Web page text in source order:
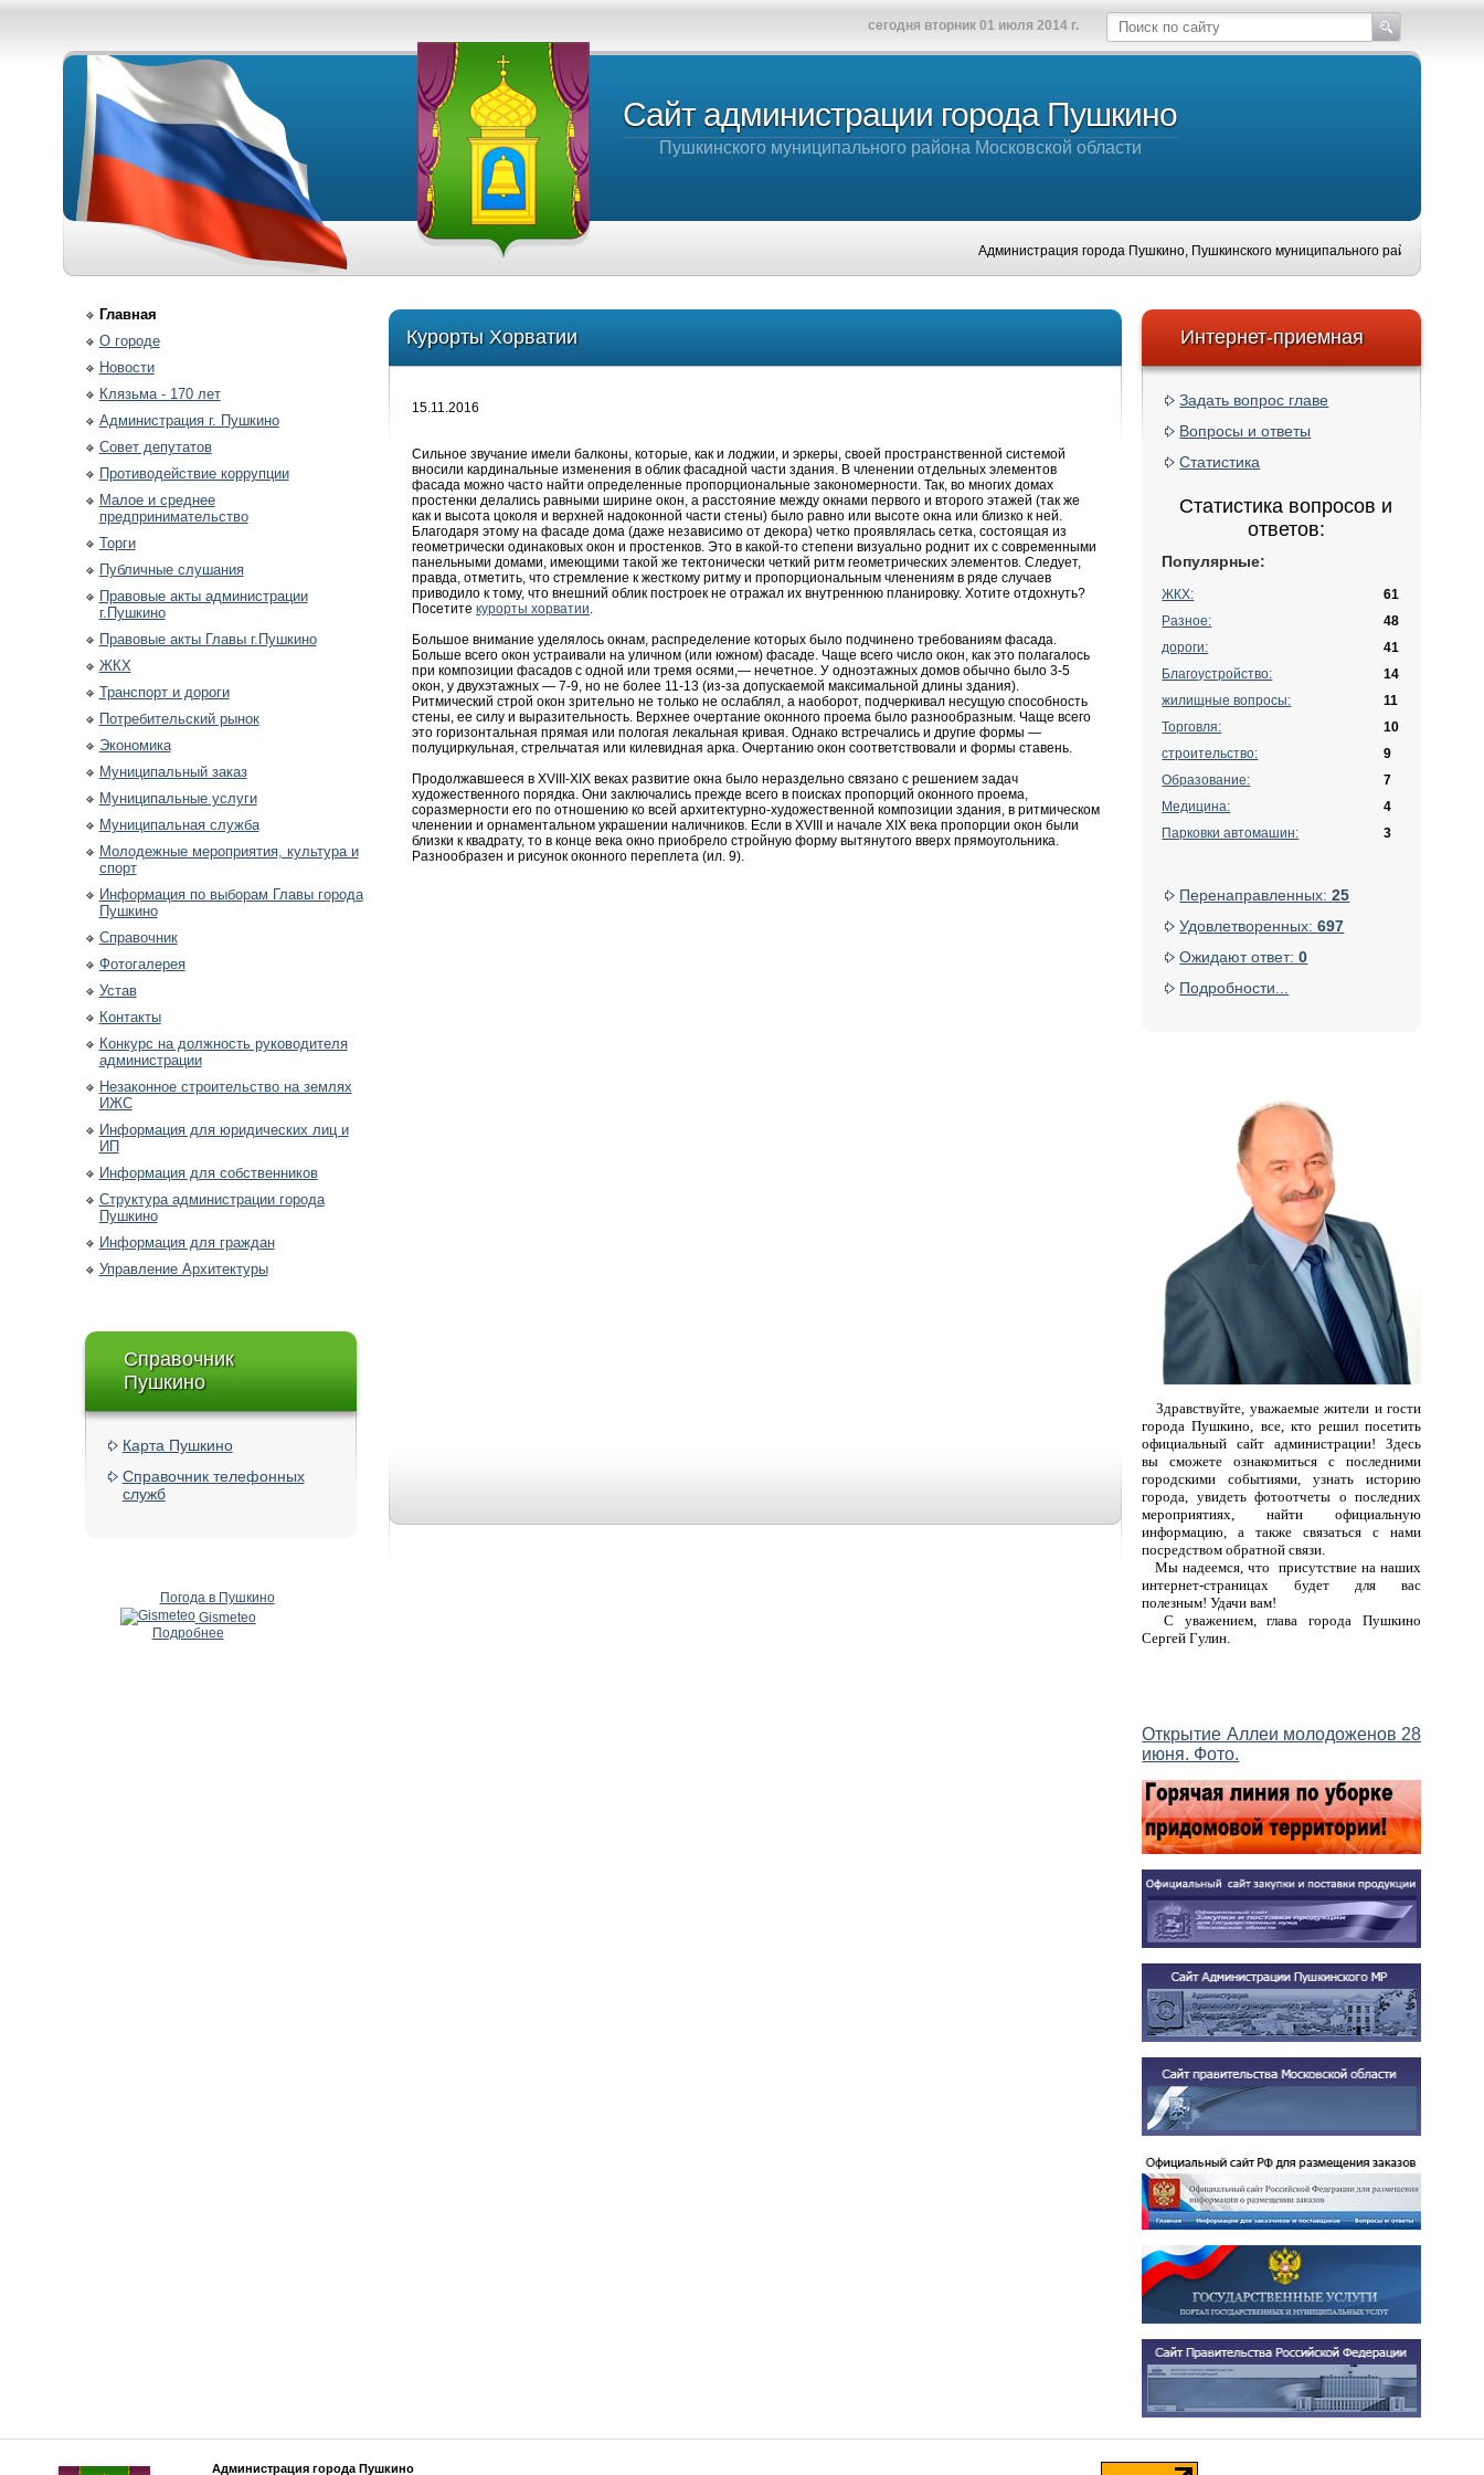
сегодня вторник 01 июля 2014 г.
Сайт администрации города Пушкино
Пушкинского муниципального района Московской области
Администрация города Пушкино, Пушкинского муниципального района,
Главная
О городе
Новости
Клязьма - 170 лет
Администрация г. Пушкино
Совет депутатов
Противодействие коррупции
Малое и среднее
предпринимательство
Торги
Публичные слушания
Правовые акты администрации
г.Пушкино
Правовые акты Главы г.Пушкино
ЖКХ
Транспорт и дороги
Потребительский рынок
Экономика
Муниципальный заказ
Муниципальные услуги
Муниципальная служба
Молодежные мероприятия, культура и
спорт
Информация по выборам Главы города
Пушкино
Справочник
Фотогалерея
Устав
Контакты
Конкурс на должность руководителя
администрации
Незаконное строительство на землях
ИЖС
Информация для юридических лиц и
ИП
Информация для собственников
Структура администрации города
Пушкино
Информация для граждан
Управление Архитектуры
Справочник
Пушкино
Карта Пушкино
Справочник телефонных
служб
Погода в Пушкино
Gismeteo
Подробнее
Курорты Хорватии
15.11.2016
Сильное звучание имели балконы, которые, как и лоджии, и эркеры, своей пространственной системой
вносили кардинальные изменения в облик фасадной части здания. В членении отдельных элементов
фасада можно часто найти определенные пропорциональные закономерности. Так, во многих домах
простенки делались равными ширине окон, а расстояние между окнами первого и второго этажей (так же
как и высота цоколя и верхней надоконной части стены) было равно или высоте окна или близко к ней.
Благодаря этому на фасаде дома (даже независимо от декора) четко проявлялась сетка, состоящая из
геометрически одинаковых окон и простенков. Это в какой-то степени визуально роднит их с современными
панельными домами, имеющими такой же тектонически четкий ритм геометрических элементов. Следует,
правда, отметить, что стремление к жесткому ритму и пропорциональным членениям в ряде случаев
приводило к тому, что внешний облик построек не отражал их внутреннюю планировку. Хотите отдохнуть?
Посетитекурорты хорватии.
Большое внимание уделялось окнам, распределение которых было подчинено требованиям фасада.
Больше всего окон устраивали на уличном (или южном) фасаде. Чаще всего число окон, как это полагалось
при композиции фасадов с одной или тремя осями,— нечетное. У одноэтажных домов обычно было 3-5
окон, у двухэтажных — 7-9, но не более 11-13 (из-за допускаемой максимальной длины здания).
Ритмический строй окон зрительно не только не ослаблял, а наоборот, подчеркивал несущую способность
стены, ее силу и выразительность. Верхнее очертание оконного проема было разнообразным. Чаще всего
это горизонтальная прямая или пологая лекальная кривая. Однако встречались и другие формы —
полуциркульная, стрельчатая или килевидная арка. Очертанию окон соответствовали и формы ставень.
Продолжавшееся в XVIII-XIX веках развитие окна было нераздельно связано с решением задач
художественного порядка. Они заключались прежде всего в поисках пропорций оконного проема,
соразмерности его по отношению ко всей архитектурно-художественной композиции здания, в ритмическом
членении и орнаментальном украшении наличников. Если в XVIII и начале XIX века пропорции окон были
близки к квадрату, то в конце века окно приобрело стройную форму вытянутого вверх прямоугольника.
Разнообразен и рисунок оконного переплета (ил. 9).
Интернет-приемная
Задать вопрос главе
Вопросы и ответы
Статистика
Статистика вопросов и
ответов:
Популярные:
ЖКХ:
61
Разное:
48
дороги:
41
Благоустройство:
14
жилищные вопросы:
11
Торговля:
10
строительство:
9
Образование:
7
Медицина:
4
Парковки автомашин:
3
Перенаправленных:25
Удовлетворенных:697
Ожидают ответ:0
Подробности...
Здравствуйте, уважаемые жители и гости
города Пушкино, все, кто решил посетить
официальный сайт администрации! Здесь
вы сможете ознакомиться с последними
городскими событиями, узнать историю
города, увидеть фотоотчеты о последних
мероприятиях, найти официальную
информацию, а также связаться с нами
посредством обратной связи.
Мы надеемся, что присутствие на наших
интернет-страницах будет для вас
полезным! Удачи вам!
С уважением, глава города Пушкино
Сергей Гулин.
Открытие Аллеи молодоженов 28
июня. Фото.
Администрация города Пушкино